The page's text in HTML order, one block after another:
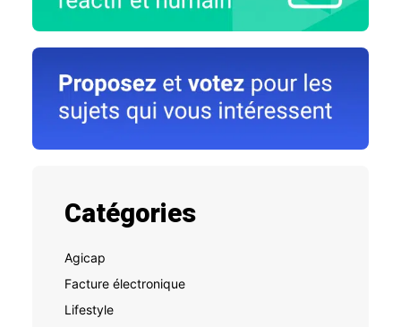
Catégories
Agicap
Facture électronique
Lifestyle